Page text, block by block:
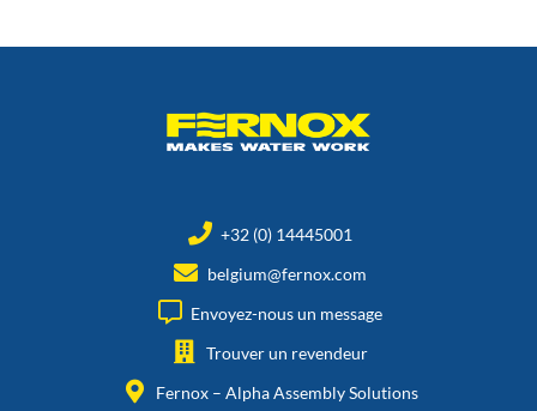
+32 (0) 14445001
belgium@fernox.com
Envoyez-nous un message
Trouver un revendeur
Fernox – Alpha Assembly Solutions